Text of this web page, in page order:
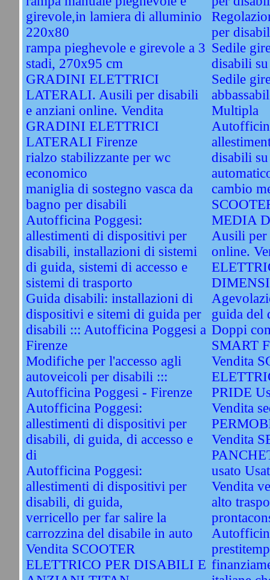
girevole,in lamiera di alluminio
220x80
rampa pieghevole e girevole a 3
stadi, 270x95 cm
GRADINI ELETTRICI
LATERALI. Ausili per disabili
e anziani online. Vendita
GRADINI ELETTRICI
LATERALI Firenze
rialzo stabilizzante per wc
economico
maniglia di sostegno vasca da
bagno per disabili
Autofficina Poggesi:
allestimenti di dispositivi per
disabili, installazioni di sistemi
di guida, sistemi di accesso e
sistemi di trasporto
Guida disabili: installazioni di
dispositivi e sitemi di guida per
disabili ::: Autofficina Poggesi a
Firenze
Modifiche per l'accesso agli
autoveicoli per disabili :::
Autofficina Poggesi - Firenze
Autofficina Poggesi:
allestimenti di dispositivi per
disabili, di guida, di accesso e
di
Autofficina Poggesi:
allestimenti di dispositivi per
disabili, di guida,
verricello per far salire la
carrozzina del disabile in auto
Vendita SCOOTER
ELETTRICO PER DISABILI E
per
Sedile
disabili
Sedile
Multipla
disabili
cambio
MEDIA
Ausili per
online.
guida del
Doppi
SMART
Vendita
PRIDE
Vendita
Vendita
usato
Vendita
alto